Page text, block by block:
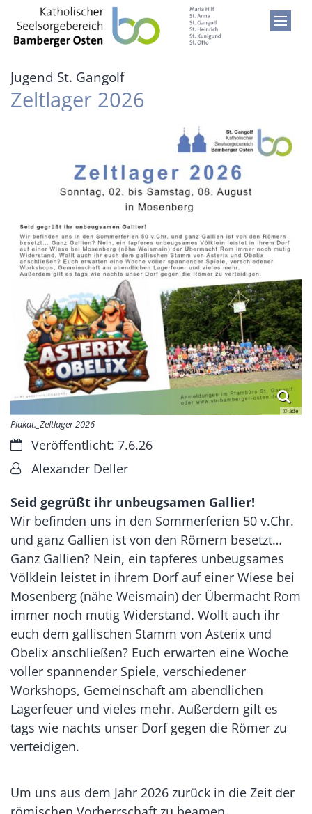
Zum Inhalt springen
Jugend St. Gangolf:
Zeltlager 2026
© ade
Plakat._Zeltlager 2026
Datum:Veröffentlicht: 7.6.26
Von:Alexander Deller
Seid gegrüßt ihr unbeugsamen Gallier!
Wir befinden uns in den Sommerferien 50 v.Chr.
und ganz Gallien ist von den Römern besetzt…
Ganz Gallien? Nein, ein tapferes unbeugsames
Völklein leistet in ihrem Dorf auf einer Wiese bei
Mosenberg (nähe Weismain) der Übermacht Rom
immer noch mutig Widerstand. Wollt auch ihr
euch dem gallischen Stamm von Asterix und
Obelix anschließen? Euch erwarten eine Woche
voller spannender Spiele, verschiedener
Workshops, Gemeinschaft am abendlichen
Lagerfeuer und vieles mehr. Außerdem gilt es
tags wie nachts unser Dorf gegen die Römer zu
verteidigen.
Um uns aus dem Jahr 2026 zurück in die Zeit der